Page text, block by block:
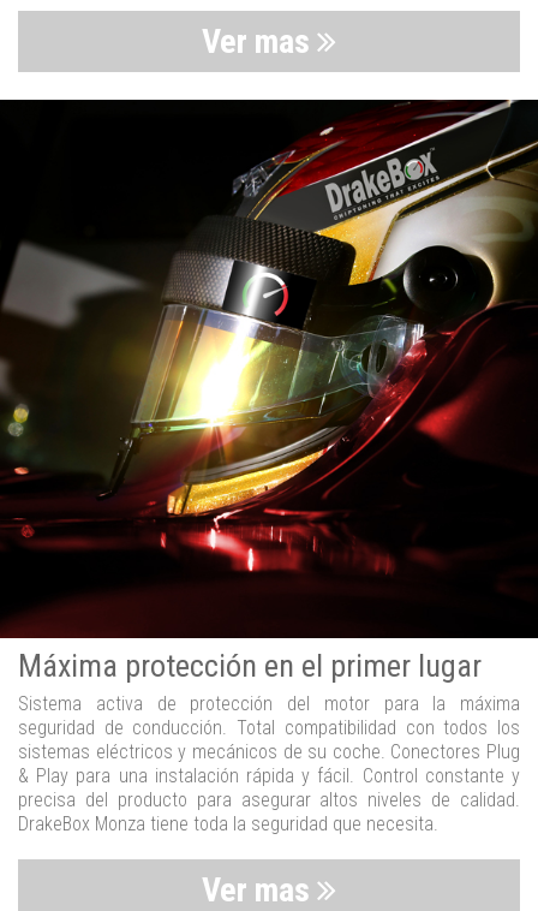
Ver mas
Máxima protección en el primer lugar
Sistema activa de protección del motor para la máxima
seguridad de conducción. Total compatibilidad con todos los
sistemas eléctricos y mecánicos de su coche. Conectores Plug
& Play para una instalación rápida y fácil. Control constante y
precisa del producto para asegurar altos niveles de calidad.
DrakeBox Monza tiene toda la seguridad que necesita.
Ver mas